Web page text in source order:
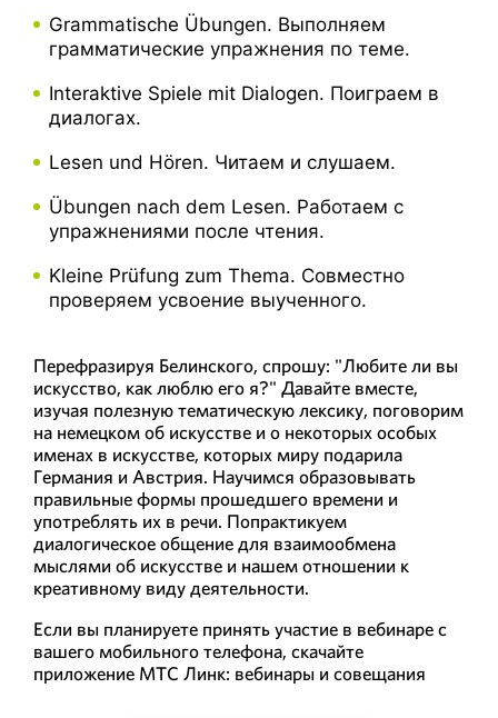
Grammatische Übungen. Выполняем
грамматические упражнения по теме.
Interaktive Spiele mit Dialogen. Поиграем в
диалогах.
Lesen und Hören. Читаем и слушаем.
Übungen nach dem Lesen. Работаем с
упражнениями после чтения.
Kleine Prüfung zum Thema. Совместно
проверяем усвоение выученного.
Перефразируя Белинского, спрошу: "Любите ли вы
искусство, как люблю его я?" Давайте вместе,
изучая полезную тематическую лексику, поговорим
на немецком об искусстве и о некоторых особых
именах в искусстве, которых миру подарила
Германия и Австрия. Научимся образовывать
правильные формы прошедшего времени и
употреблять их в речи. Попрактикуем
диалогическое общение для взаимообмена
мыслями об искусстве и нашем отношении к
креативному виду деятельности.
Если вы планируете принять участие в вебинаре с
вашего мобильного телефона, скачайте
приложение МТС Линк: вебинары и совещания